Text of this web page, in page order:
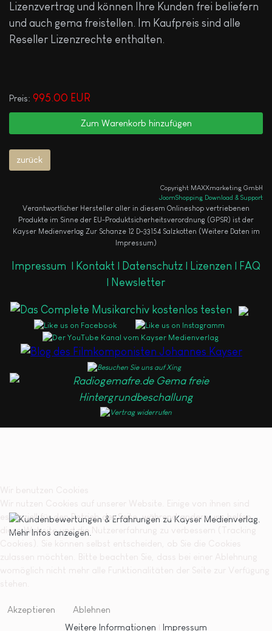
Lizenzvertrag und können Ihre Kunden frei beliefern
und auch gema freistellen. Im Kaufpreis sind alle
Reseller Lizenzrechte enthalten.
Preis: 995.00 EUR
Copyright MAXXmarketing GmbH
JoomShopping Download & Support
Verantwortlicher Hersteller aller in diesem Onlineshop vertriebenen
Produkte im Sinne der EU-Produktsicherheitsverordnung (GPSR) ist der
Kayser Medienverlag Zur Schanze 12 D-33154 Salzkotten (Weitere Daten im
Impressum)
Impressum | Kontakt | Datenschutz | Lizenzen | FAQ
| Newsletter
Wir benutzen Cookies
Wir nutzen Cookies auf unserer Website. Einige von ihnen sind
essenziell für den Betrieb der Seite, während andere uns helfen,
diese Website und die Nutzererfahrung zu verbessern (Tracking
Cookies). Sie können selbst entscheiden, ob Sie die Cookies
zulassen möchten. Bitte beachten Sie, dass bei einer Ablehnung
womöglich nicht mehr alle Funktionalitäten der Seite zur Verfügung
stehen.
Akzeptieren
Ablehnen
Weitere Informationen
Impressum